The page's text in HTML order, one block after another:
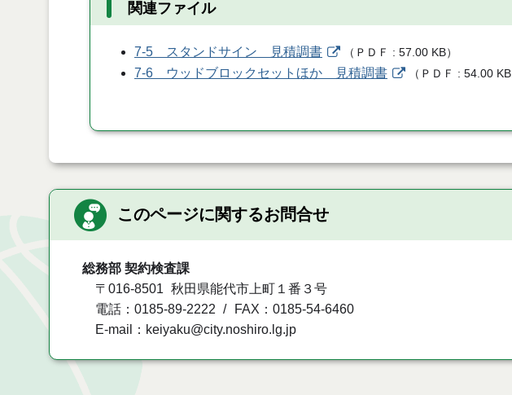
関連ファイル
7-5 スタンドサイン 見積調書 （ ＰＤＦ 57.00 KB）
7-6 ウッドブロックセットほか 見積調書 （ ＰＤＦ 54.00 KB
このページに関するお問合せ
総務部 契約検査課
〒016-8501
秋田県能代市上町１番３号
電話：0185-89-2222
FAX：0185-54-6460
E-mail：keiyaku@city.noshiro.lg.jp